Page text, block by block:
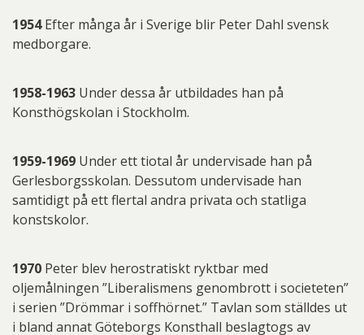
1954Efter många år i Sverige blir Peter Dahl svensk
medborgare.
1958-1963 Under dessa år utbildades han på
Konsthögskolan i Stockholm.
1959-1969 Under ett tiotal år undervisade han på
Gerlesborgsskolan. Dessutom undervisade han
samtidigt på ett flertal andra privata och statliga
konstskolor.
1970 Peter blev herostratiskt ryktbar med
oljemålningen ”Liberalismens genombrott i societeten”
i serien ”Drömmar i soffhörnet.” Tavlan som ställdes ut
i bland annat Göteborgs Konsthall beslagtogs av